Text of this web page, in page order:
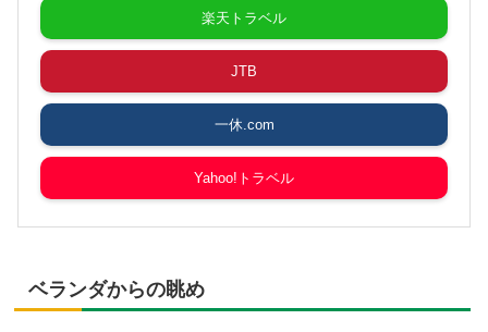
楽天トラベル
JTB
一休.com
Yahoo!トラベル
ベランダからの眺め